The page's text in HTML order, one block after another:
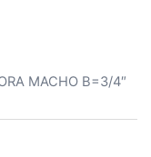
MACHO B=3/4″